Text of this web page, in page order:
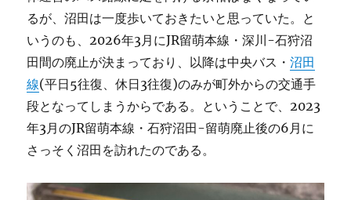
るが、沼田は一度歩いておきたいと思っていた。と
いうのも、2026年3月にJR留萌本線・深川-石狩沼
田間の廃止が決まっており、以降は中央バス・沼田
線(平日5往復、休日3往復)のみが町外からの交通手
段となってしまうからである。ということで、2023
年3月のJR留萌本線・石狩沼田-留萌廃止後の6月に
さっそく沼田を訪れたのである。